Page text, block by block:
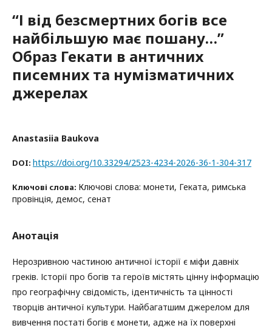
“І від безсмертних богів все
найбільшую має пошану…”
Образ Гекати в античних
писемних та нумізматичних
джерелах
Anastasiia Baukova
DOI: https://doi.org/10.33294/2523-4234-2026-36-1-304-317
Ключові слова: Ключові слова: монети, Геката, римська
провінція, демос, сенат
Анотація
Нерозривною частиною античної історії є міфи давніх
греків. Історії про богів та героїв містять цінну інформацію
про географічну свідомість, ідентичність та цінності
творців античної культури. Найбагатшим джерелом для
вивчення постаті богів є монети, адже на їх поверхні